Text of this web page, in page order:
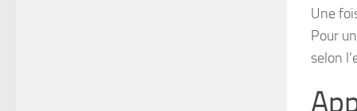
Une
Pour
selon